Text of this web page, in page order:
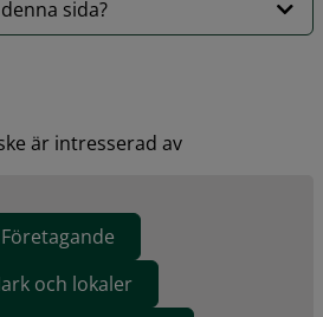
sida?
är intresserad av
Företagande
och lokaler